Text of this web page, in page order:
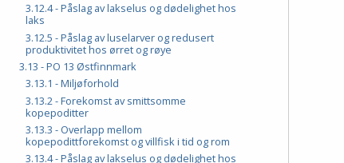
3.12.4 - Påslag av lakselus og dødelighet hos
laks
3.12.5 - Påslag av luselarver og redusert
produktivitet hos ørret og røye
3.13 - PO 13 Østfinnmark
3.13.1 - Miljøforhold
3.13.2 - Forekomst av smittsomme
kopepoditter
3.13.3 - Overlapp mellom
kopepodittforekomst og villfisk i tid og rom
3.13.4 - Påslag av lakselus og dødelighet hos